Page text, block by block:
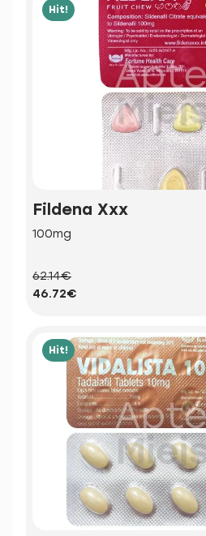
Hit!
Fildena Xxx
100mg
62.14€
46.72€
Hit!